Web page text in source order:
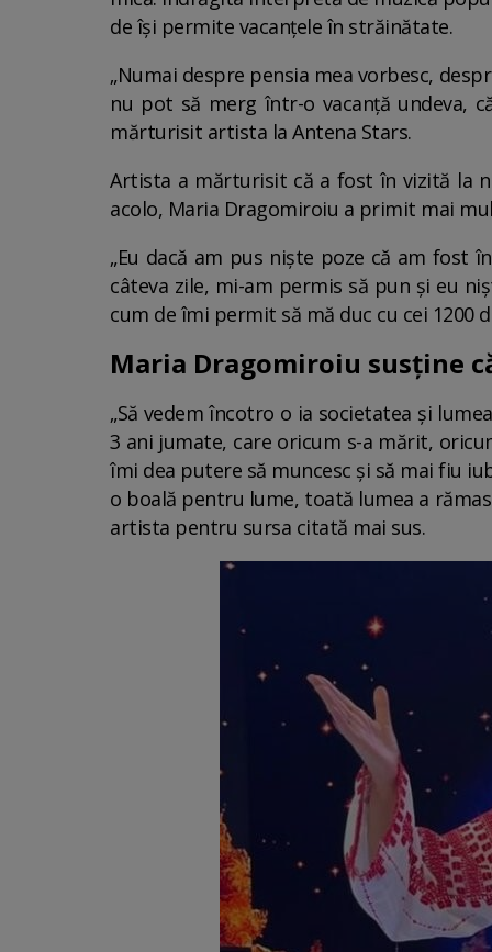
de își permite vacanțele în străinătate.
„Numai despre pensia mea vorbesc,
nu pot să merg într-o vacanță undeva,
mărturisit artista la Antena Stars.
Artista a mărturisit că a fost în vizită la
acolo, Maria Dragomiroiu a primit mai
„Eu dacă am pus niște poze că am fost
câteva zile, mi-am permis să pun și eu
cum de îmi permit să mă duc cu cei 1200
Maria Dragomiroiu susține
„Să vedem încotro o ia societatea și
3 ani jumate, care oricum s-a mărit,
îmi dea putere să muncesc și să mai fiu
o boală pentru lume, toată lumea a
artista pentru sursa citată mai sus.